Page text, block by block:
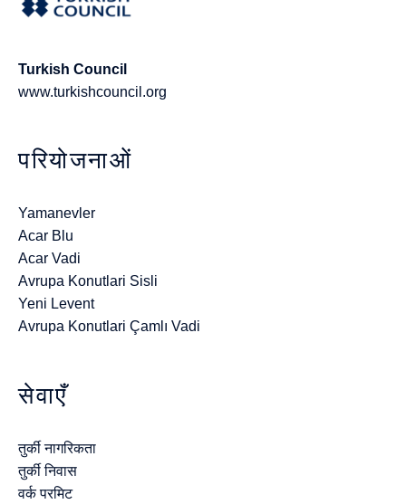
Turkish Council
www.turkishcouncil.org
परियोजनाओं
Yamanevler
Acar Blu
Acar Vadi
Avrupa Konutlari Sisli
Yeni Levent
Avrupa Konutlari Çamlı Vadi
सेवाएँ
तुर्की नागरिकता
तुर्की निवास
वर्क परमिट